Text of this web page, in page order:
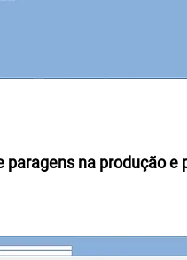
na produção e